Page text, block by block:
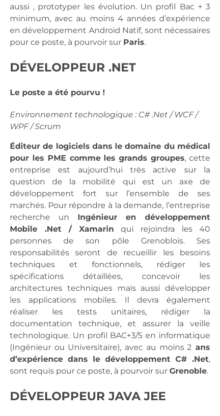
aussi , prototyper les évolution. Un profil Bac + 3
minimum, avec au moins 4 années d’expérience
en développement Android Natif, sont nécessaires
pour ce poste, à pourvoir sur Paris.
DÉVELOPPEUR .NET
Le poste a été pourvu !
Environnement technologique : C# .Net / WCF /
WPF / Scrum
Éditeur de logiciels dans le domaine du médical
pour les PME comme les grands groupes, cette
entreprise est aujourd’hui très active sur la
question de la mobilité qui est un axe de
développement fort sur l’ensemble de ses
marchés. Pour répondre à la demande, l’entreprise
recherche un Ingénieur en développement
Mobile .Net / Xamarin qui rejoindra les 40
personnes de son pôle Grenoblois. Ses
responsabilités seront de recueillir les besoins
techniques et fonctionnels, rédiger les
spécifications détaillées, concevoir les
architectures techniques mais aussi développer
les applications mobiles. Il devra également
réaliser les tests unitaires, rédiger la
documentation technique, et assurer la veille
technologique. Un profil BAC+3/5 en informatique
(Ingénieur ou Universitaire), avec au moins 2 ans
d’expérience dans le développement C# .Net,
sont requis pour ce poste, à pourvoir sur Grenoble.
DÉVELOPPEUR JAVA JEE